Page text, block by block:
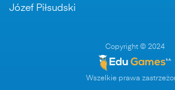
Józef Piłsudski
Copyright © 2024
Wszelkie prawa